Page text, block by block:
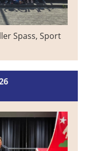
Spass, Sport